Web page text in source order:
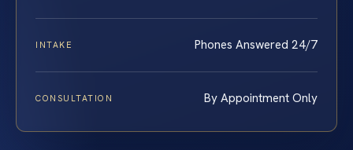
INTAKE Phones Answered 24/7
CONSULTATION By Appointment Only